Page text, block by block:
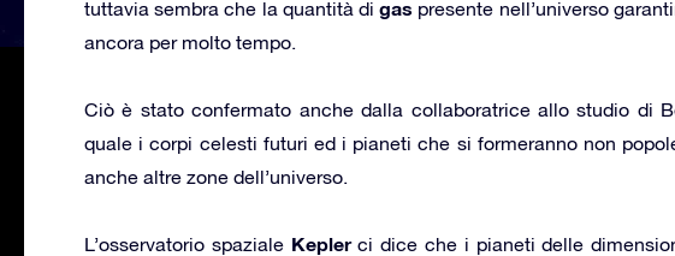
tuttavia sembra che la quantità digas presente nell’universo
ancora per molto tempo.
Ciò è stato confermato anche dalla collaboratrice allo studio di
quale i corpi celesti futuri ed i pianeti che si formeranno non
anche altre zone dell’universo.
L’osservatorio spaziale Keplerci dice che i pianeti delle